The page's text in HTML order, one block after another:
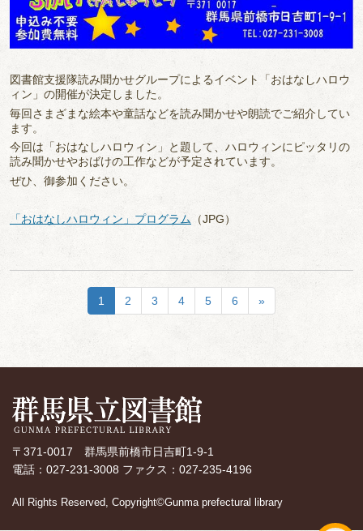
図書館支援隊読み聞かせグループによるイベント「おはなしハロウ
ィン」の開催が決定しました。
毎回さまざまな絵本や童話などを読み聞かせや朗読でご紹介してい
ます。
今回は「おはなしハロウィン」と題して、ハロウィンにピッタリの
読み聞かせやおばけの工作などが予定されています。
ぜひ、御参加ください。
「おはなしハロウィン」プログラム （JPG）
1 2 3 4 5 6 »
〒371-0017 群馬県前橋市日吉町1-9-1
電話：027-231-3008 ファクス：027-235-4196
All Rights Reserved, Copyright©Gunma prefectural library